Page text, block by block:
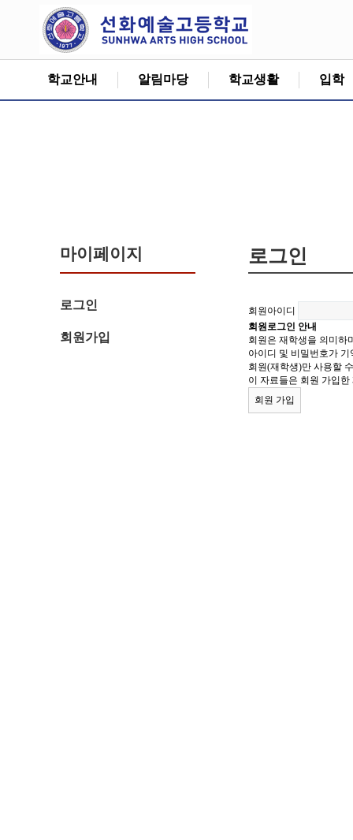
학교안내 알림마당 학교생활 입학
마이페이지
로그인
회원가입
로그인
회원아이디
회원로그인 안내
회원은 재학생을 의미하
아이디 및 비밀번호가
회원(재학생)만 사용할
이 자료들은 회원 가입
회원 가입